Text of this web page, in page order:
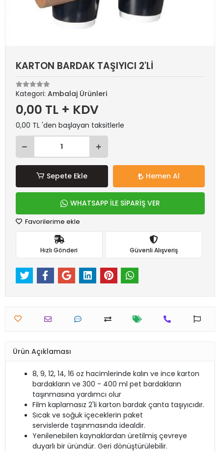
KARTON BARDAK TAŞIYICI 2'Lİ
Kategori: Ambalaj Ürünleri
0,00 TL + KDV
0,00 TL 'den başlayan taksitlerle
Sepete Ekle Hemen Al
WHATSAPP İLE SİPARİŞ VER
Favorilerime ekle
Hızlı Gönderi Güvenli Alışveriş
Ürün Açıklaması
8, 9, 12, 14, 16 oz hacimlerinde kalın ve ince karton
bardakların ve 300 - 400 ml pet bardakların
taşınmasına yardımcı olur
Film kaplamasız 2'li karton bardak çanta taşıyıcıdır.
Sıcak ve soğuk içeceklerin paket
servislerde taşınmasında idealdir.
Yenilenebilen kaynaklardan üretilmiş çevreye
duyarlı bir üründür. Geri dönüştürülebilir.